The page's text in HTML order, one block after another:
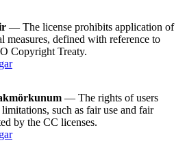
— The license prohibits application of
measures, defined with reference to
Copyright Treaty.
— The rights of users
such as fair use and fair
by the CC licenses.